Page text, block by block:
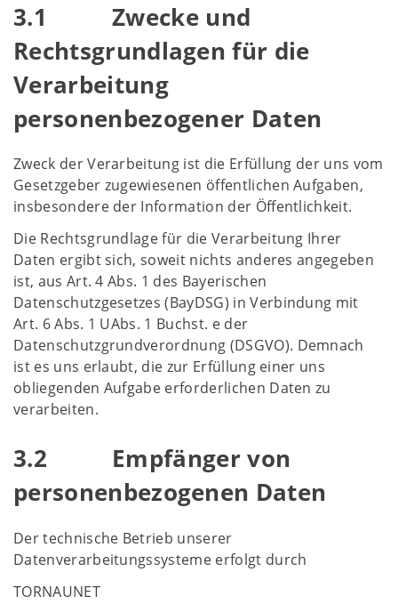
3.1 Zwecke und
Rechtsgrundlagen für die
Verarbeitung
personenbezogener Daten
Zweck der Verarbeitung ist die Erfüllung der uns vom
Gesetzgeber zugewiesenen öffentlichen Aufgaben,
insbesondere der Information der Öffentlichkeit.
Die Rechtsgrundlage für die Verarbeitung Ihrer
Daten ergibt sich, soweit nichts anderes angegeben
ist, aus Art. 4 Abs. 1 des Bayerischen
Datenschutzgesetzes (BayDSG) in Verbindung mit
Art. 6 Abs. 1 UAbs. 1 Buchst. e der
Datenschutzgrundverordnung (DSGVO). Demnach
ist es uns erlaubt, die zur Erfüllung einer uns
obliegenden Aufgabe erforderlichen Daten zu
verarbeiten.
3.2 Empfänger von
personenbezogenen Daten
Der technische Betrieb unserer
Datenverarbeitungssysteme erfolgt durch
TORNAUNET